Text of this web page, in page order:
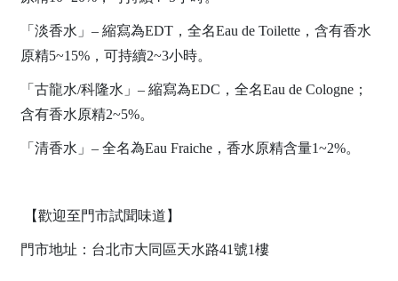
「淡香水」– 縮寫為EDT，全名Eau de Toilette，含有香水
原精5~15%，可持續2~3小時。
「古龍水/科隆水」– 縮寫為EDC，全名Eau de Cologne；
含有香水原精2~5%。
「清香水」– 全名為Eau Fraiche，香水原精含量1~2%。
【歡迎至門市試聞味道】
門市地址：台北市大同區天水路41號1樓